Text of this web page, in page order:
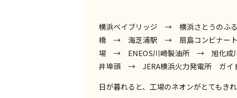
横浜ベイブリッジ → 横浜さとうの
橋 → 海芝浦駅 → 扇島コンビナー
場 → ENEOS川崎製油所 → 旭化
井埠頭 → JERA横浜火力発電所 ガイド
日が暮れると、工場のネオンがとてもきれ